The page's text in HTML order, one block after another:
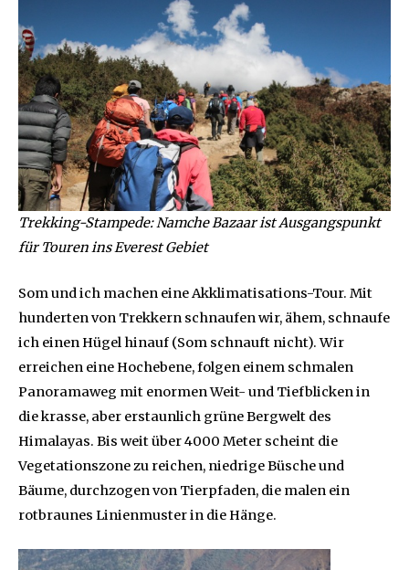
Trekking-Stampede: Namche Bazaar ist Ausgangspunkt
für Touren ins Everest Gebiet
Som und ich machen eine Akklimatisations-Tour. Mit
hunderten von Trekkern schnaufen wir, ähem, schnaufe
ich einen Hügel hinauf (Som schnauft nicht). Wir
erreichen eine Hochebene, folgen einem schmalen
Panoramaweg mit enormen Weit- und Tiefblicken in
die krasse, aber erstaunlich grüne Bergwelt des
Himalayas. Bis weit über 4000 Meter scheint die
Vegetationszone zu reichen, niedrige Büsche und
Bäume, durchzogen von Tierpfaden, die malen ein
rotbraunes Linienmuster in die Hänge.